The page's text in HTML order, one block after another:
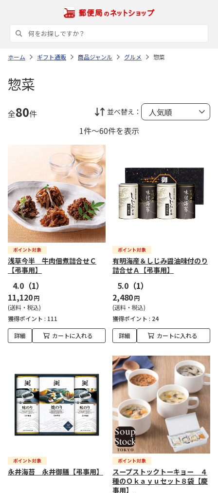
ホーム ギフト通販 商品ジャンル グルメ 惣菜
惣菜
全80件 並べ替え：
1件～60件を表示
浅草今半 牛肉佃煮詰合せＣ
【弔事用】
4.0 （1）
11,120円
(送料・税込)
獲得ポイント : 111
詳細 カートに入れる
有明海産＆しじみ醤油味付のり
詰合せＡ【弔事用】
5.0 （1）
2,480円
(送料・税込)
獲得ポイント : 24
詳細 カートに入れる
永井海苔 永井御膳【弔事用】
スープストックトーキョー ４
種のＯｋａｙｕセット８袋【慶
事用】